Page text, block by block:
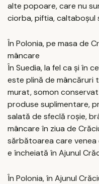
alte popoare, care nu
ciorba, piftia, caltaboșul
În Polonia, pe masa de
mâncare
În Suedia, la fel ca și în
este plină de mâncăruri
murat, somon
produse suplimentare,
salată de sfeclă roșie,
mâncare în ziua de
sărbătoarea care
e încheiată în Ajunul
În Polonia, în Ajunul